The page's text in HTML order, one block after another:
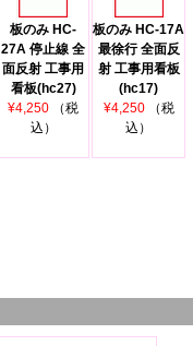
板のみ HC-
27A 停止線 全
面反射 工事用
看板(hc27)
¥4,250
（税
込）
板のみ HC-17A
最徐行 全面反
射 工事用看板
(hc17)
¥4,250
（税
込）